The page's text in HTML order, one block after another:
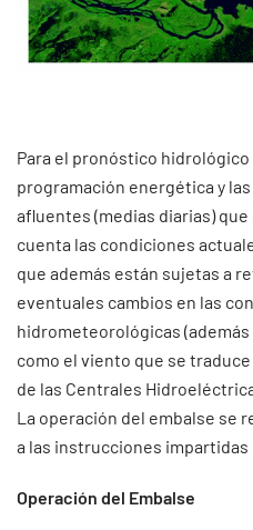
Para el pronóstico hidrológico
programación energética y
afluentes (medias diarias)
cuenta las condiciones
que además están sujetas a
eventuales cambios en las
hidrometeorológicas
como el viento que se
de las Centrales
La operación del embalse se
a las instrucciones impartidas
Operación del Embalse